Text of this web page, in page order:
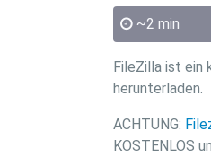
~2 min
FileZilla ist ein
herunterladen.
ACHTUNG:
KOSTENLOS